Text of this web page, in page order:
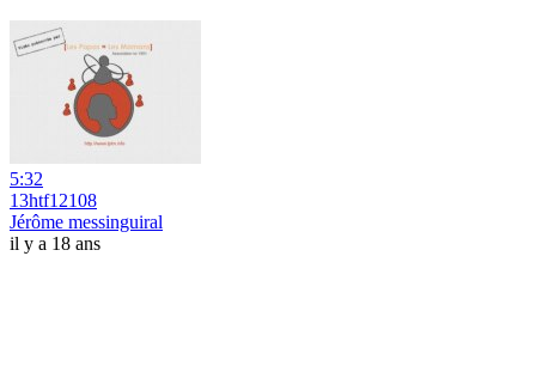
5:32
13htf12108
Jérôme messinguiral
il y a 18 ans